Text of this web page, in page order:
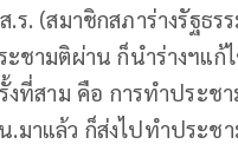
ร. (สมาชิกสภาร่างรัฐธ
ามติผ่าน ก็นำร่างฯแก้ไ
ที่สาม คือ การทำประช
.มาแล้ว ก็ส่งไปทำประ